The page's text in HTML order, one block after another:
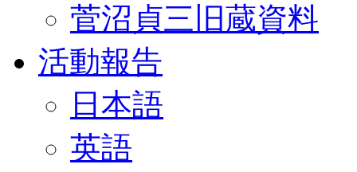
菅沼貞三旧蔵資料
活動報告
日本語
英語